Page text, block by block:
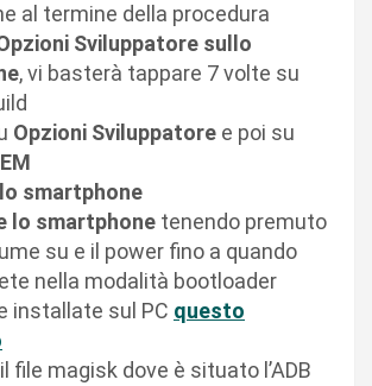
al termine della procedura
Sviluppatore sullo
, vi basterà tappare 7 volte su
Opzioni Sviluppatore e poi su
smartphone
lo smartphone tenendo premuto
su e il power fino a quando
nella modalità bootloader
installate sul PC questo
file magisk dove è situato l’ADB